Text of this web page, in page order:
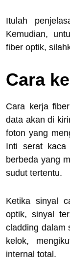
Itulah
Kemudian,
fiber optik,
Cara
Cara kerja
data akan di
foton yang
Inti serat kaca
berbeda yang
sudut tertentu.
Ketika sinyal
optik, sinyal
cladding dalam
kelok,
internal total.